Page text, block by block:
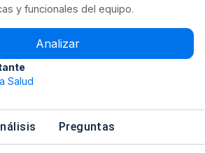
y funcionales del equipo.
Analizar
Salud
Preguntas